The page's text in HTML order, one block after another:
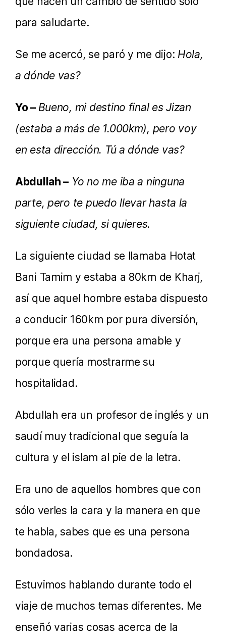
para saludarte.
Se me acercó, se paró y me dijo: Hola,
a dónde vas?
Yo – Bueno, mi destino final es Jizan
(estaba a más de 1.000km), pero voy
en esta dirección. Tú a dónde vas?
Abdullah – Yo no me iba a ninguna
parte, pero te puedo llevar hasta la
siguiente ciudad, si quieres.
La siguiente ciudad se llamaba Hotat
Bani Tamim y estaba a 80km de Kharj,
así que aquel hombre estaba dispuesto
a conducir 160km por pura diversión,
porque era una persona amable y
porque quería mostrarme su
hospitalidad.
Abdullah era un profesor de inglés y un
saudí muy tradicional que seguía la
cultura y el islam al pie de la letra.
Era uno de aquellos hombres que con
sólo verles la cara y la manera en que
te habla, sabes que es una persona
bondadosa.
Estuvimos hablando durante todo el
viaje de muchos temas diferentes. Me
enseñó varias cosas acerca de la